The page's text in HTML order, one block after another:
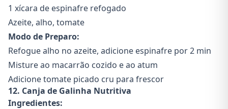
1 xícara de espinafre refogado
Azeite, alho, tomate
Modo de Preparo:
Refogue alho no azeite, adicione espinafre por 2 min
Misture ao macarrão cozido e ao atum
Adicione tomate picado cru para frescor
12. Canja de Galinha Nutritiva
Ingredientes: